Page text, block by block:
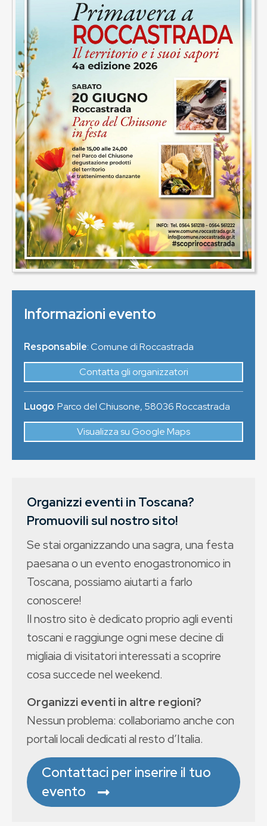
Informazioni evento
Responsabile: Comune di Roccastrada
Contatta gli organizzatori
Luogo:Parco del Chiusone, 58036Roccastrada
Visualizza su Google Maps
Organizzi eventi in Toscana?
Promuovili sul nostro sito!
Se stai organizzando una sagra, una festa
paesana o un evento enogastronomico in
Toscana, possiamo aiutarti a farlo
conoscere!
Il nostro sito è dedicato proprio agli eventi
toscani e raggiunge ogni mese decine di
migliaia di visitatori interessati a scoprire
cosa succede nel weekend.
Organizzi eventi in altre regioni?
Nessun problema: collaboriamo anche con
portali locali dedicati al resto d’Italia.
Contattaci per inserire il tuo
evento